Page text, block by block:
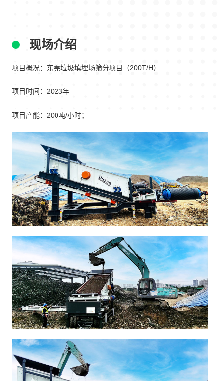
现场介绍
项目概况：东莞垃圾填埋场筛分项目（200T/H）
项目时间：2023年
项目产能：200吨/小时；